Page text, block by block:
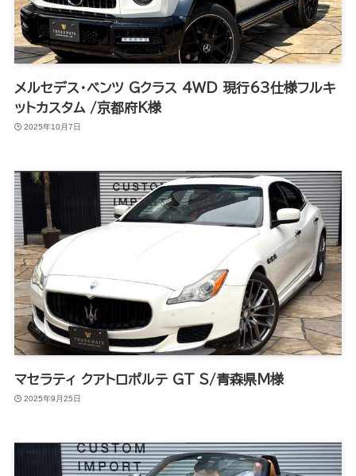
メルセデス・ベンツ Gクラス 4WD 現行63仕様フルキ
ットカスタム /京都府K様
2025年10月7日
マセラティ クアトロポルテ GT S/青森県M様
2025年9月25日